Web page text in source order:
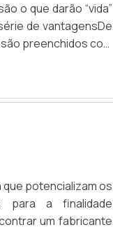
o que darão “vida”
de vantagensDe
preenchidos com
do item que
potencializam os
para a finalidade
um fabricante